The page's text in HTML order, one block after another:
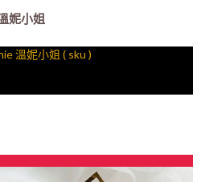
妮小姐
溫妮小姐 ( sku )